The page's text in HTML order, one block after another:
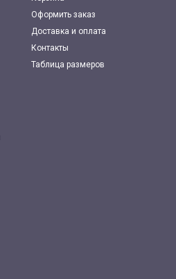
Оформить заказ
Доставка и оплата
Контакты
Таблица размеров